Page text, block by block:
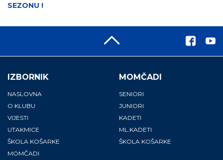
SEZONU !
IZBORNIK
NASLOVNA
O KLUBU
VIJESTI
UTAKMICE
ŠKOLA KOŠARKE
MOMČADI
MOMČADI
SENIORI
JUNIORI
KADETI
ML.KADETI
ŠKOLA KOŠARKE